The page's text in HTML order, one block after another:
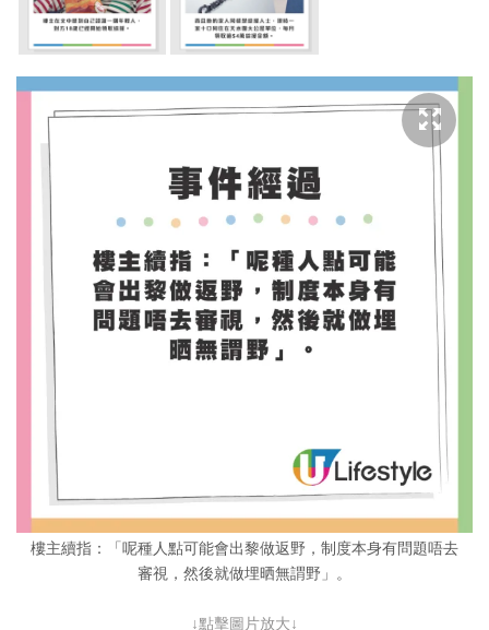
樓主續指：「呢種人點可能會出黎做返野，制度本身有問題唔去
審視，然後就做埋晒無謂野」。
↓點擊圖片放大↓